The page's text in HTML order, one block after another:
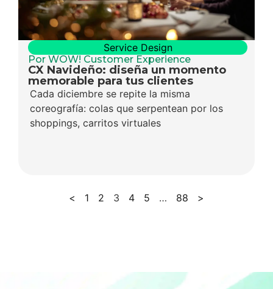
Service Design
Por WOW! Customer Experience
CX Navideño: diseña un momento
memorable para tus clientes
Cada diciembre se repite la misma
coreografía: colas que serpentean por los
shoppings, carritos virtuales
< 1 2 3 4 5 … 88 >